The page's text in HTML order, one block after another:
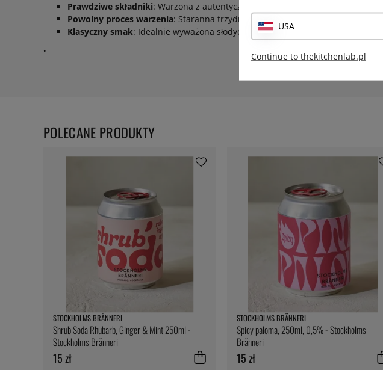
Prawdziwe składniki: Warzona z autentycznych australijskich cytryn Eureka,
Powolny proces warzenia: Staranna trzydniowa metoda warzenia wzmacnia
Klasyczny smak: Idealnie wyważona słodycz i kwasowość dla nostalgicznych
"
STOCKHOLMS BRÄNNERI
Shrub Soda Rhubarb, Ginger & Mint 250ml -
Stockholms Bränneri
15 zł
STOCKHOLMS BRÄNNERI
Spicy paloma, 250ml, 0,5% - Stockholms
Bränneri
15 zł
POLECANE PRODUKTY
USA
Continue to thekitchenlab.pl